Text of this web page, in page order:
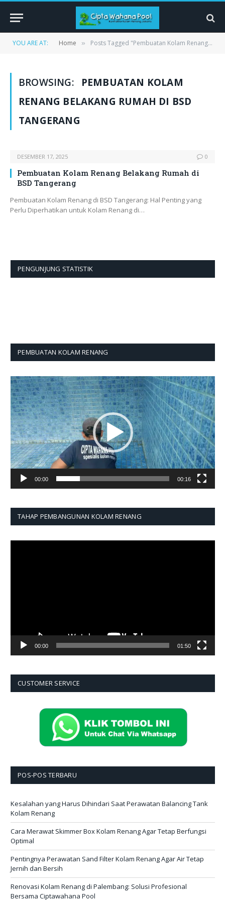
YOU ARE AT: Home » Posts Tagged "Pembuatan Kolam Renang Belakang Rumah di BSD Tangerang"
BROWSING:
PEMBUATAN KOLAM
RENANG BELAKANG RUMAH DI BSD
TANGERANG
DESEMBER 17, 2025 0
Pembuatan Kolam Renang Belakang Rumah di
BSD Tangerang
Pembuatan Kolam Renang di BSD Tangerang: Hal Penting yang
Perlu Diperhatikan untuk Kolam Renang di…
PENGUNJUNG STATISTIK
PEMBUATAN KOLAM RENANG
Pemutar
Video
00:00 00:16
TAHAP PEMBANGUNAN KOLAM RENANG
00:00 01:50
CUSTOMER SERVICE
POS-POS TERBARU
Kesalahan yang Harus Dihindari Saat Perawatan Balancing Tank
Kolam Renang
Cara Merawat Skimmer Box Kolam Renang Agar Tetap Berfungsi
Optimal
Pentingnya Perawatan Sand Filter Kolam Renang Agar Air Tetap
Jernih dan Bersih
Renovasi Kolam Renang di Palembang: Solusi Profesional
Bersama Ciptawahana Pool